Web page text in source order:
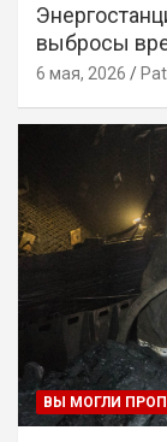
выбросы
6 мая, 2026
ВЫ МОГЛИ